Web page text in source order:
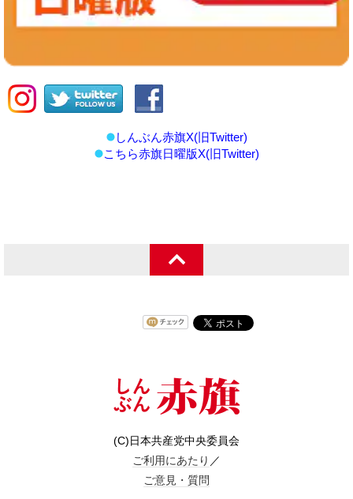
しんぶん赤旗X(旧Twitter)
こちら赤旗日曜版X(旧Twitter)
(C)日本共産党中央委員会
ご利用にあたり ／
ご意見・質問